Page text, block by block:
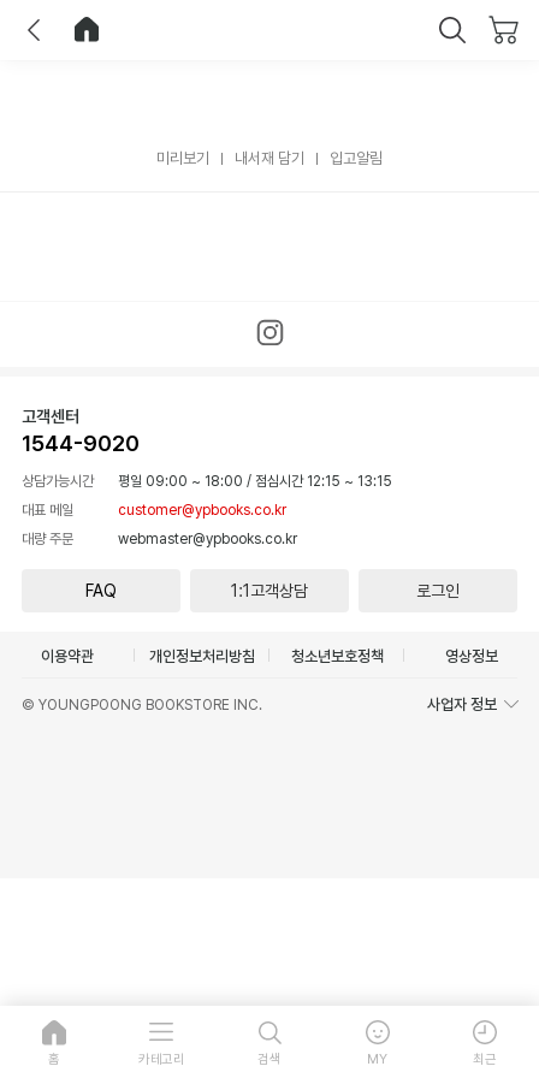
미리보기 내서재 담기 입고알림
고객센터
1544-9020
상담가능시간 평일 09:00 ~ 18:00 / 점심시간 12:15 ~ 13:15
대표 메일
customer@ypbooks.co.kr
대량 주문
webmaster@ypbooks.co.kr
FAQ 1:1고객상담 로그인
이용약관 개인정보처리방침 청소년보호정책 영상정보
© YOUNGPOONG BOOKSTORE INC. 사업자 정보
홈 카테고리 검색 MY 최근